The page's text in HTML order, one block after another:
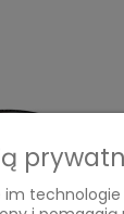
im